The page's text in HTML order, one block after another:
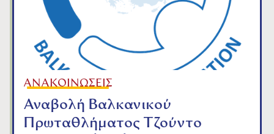
ΑΝΑΚΟΙΝΩΣΕΙΣ
Αναβολή Βαλκανικού
Πρωταθλήματος Τζούντο